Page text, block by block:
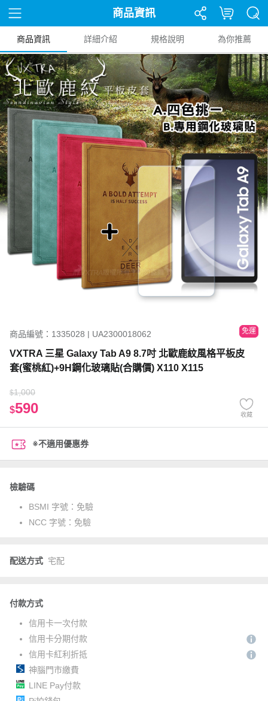
商品資訊
商品資訊 詳細介紹 規格說明 為你推薦
商品編號：1335028 | UA2300018062 免運
VXTRA 三星 Galaxy Tab A9 8.7吋 北歐鹿紋風格平板皮
套(蜜桃紅)+9H鋼化玻璃貼(合購價) X110 X115
$1,000
$590 收藏
※不適用優惠券
檢驗碼
BSMI 字號： 免驗
NCC 字號： 免驗
配送方式 宅配
付款方式
信用卡一次付款
信用卡分期付款
信用卡紅利折抵
神腦門市繳費
LINE Pay付款